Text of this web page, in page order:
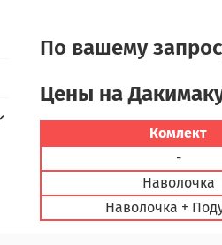
По вашему
Цены на
Комлект
-
Наволочка
Наволочка +